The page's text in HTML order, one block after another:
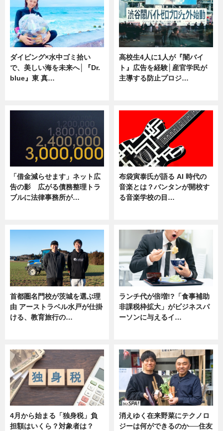
ダイビング×水中ゴミ拾い
で、美しい海を未来へ│『Dr.
blue』東 真…
高校生4人に1人が『闇バイ
ト』広告を経験│産官学民が
主導する防止プロジ…
「借金減らせます」ネット広
告の影 広がる債務整理トラ
ブルに法律事務所が…
布袋寅泰氏が語る AI 時代の
音楽とは？バンタンが開校す
る音楽学校の目…
首都圏名門校が茨城を選ぶ理
由 アーストラベル水戸が仕掛
ける、教育旅行の…
ランチ代が倍増!?「食事補助
非課税枠拡大」がビジネスパ
ーソンに与えるイ…
4月から始まる「独身税」負
担額はいくら？対象者は？
消えゆく在来野菜にテクノロ
ジーは何ができるのか──住友